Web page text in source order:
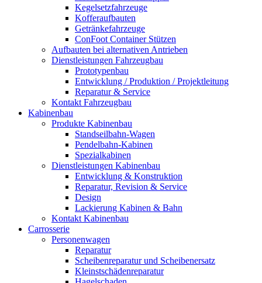
Kegelsetzfahrzeuge
Kofferaufbauten
Getränkefahrzeuge
ConFoot Container Stützen
Aufbauten bei alternativen Antrieben
Dienstleistungen Fahrzeugbau
Prototypenbau
Entwicklung / Produktion / Projektleitung
Reparatur & Service
Kontakt Fahrzeugbau
Kabinenbau
Produkte Kabinenbau
Standseilbahn-Wagen
Pendelbahn-Kabinen
Spezialkabinen
Dienstleistungen Kabinenbau
Entwicklung & Konstruktion
Reparatur, Revision & Service
Design
Lackierung Kabinen & Bahn
Kontakt Kabinenbau
Carrosserie
Personenwagen
Reparatur
Scheibenreparatur und Scheibenersatz
Kleinstschädenreparatur